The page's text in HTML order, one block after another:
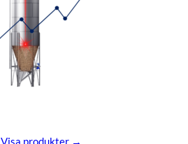
Visa produkter →